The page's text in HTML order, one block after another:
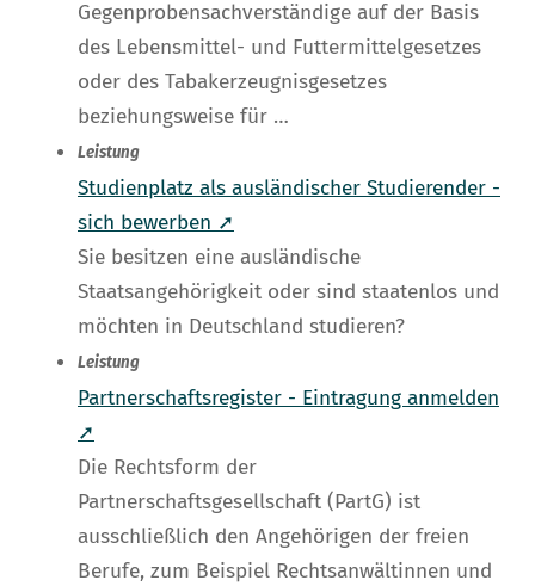
Gegenprobensachverständige auf der Basis
des Lebensmittel- und Futtermittelgesetzes
oder des Tabakerzeugnisgesetzes
beziehungsweise für …
Leistung
Studienplatz als ausländischer Studierender -
sich bewerben ➚
Sie besitzen eine ausländische
Staatsangehörigkeit oder sind staatenlos und
möchten in Deutschland studieren?
Leistung
Partnerschaftsregister - Eintragung anmelden
➚
Die Rechtsform der
Partnerschaftsgesellschaft (PartG) ist
ausschließlich den Angehörigen der freien
Berufe, zum Beispiel Rechtsanwältinnen und